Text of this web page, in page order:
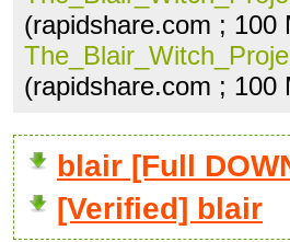
(rapidshare.com ; 100
(rapidshare.com ; 100
blair [Full
[Verified] blair